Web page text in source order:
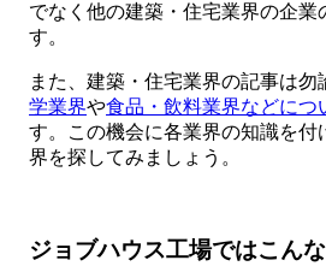
でなく他の建築・住宅業界の企業
す。
また、建築・住宅業界の記事は勿
学業界や食品・飲料業界などにつ
す。この機会に各業界の知識を付
界を探してみましょう。
ジョブハウス工場ではこん